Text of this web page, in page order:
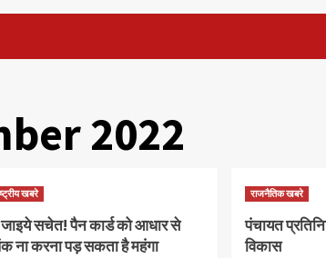
2022
खबरे
जाइये सचेत! पैन कार्ड को आधार से
ना करना पड़ सकता है महंगा
राजनैतिक खबरे
पंचायत
विकास